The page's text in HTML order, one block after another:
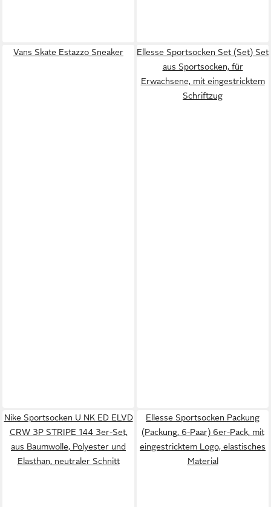
Vans Skate Estazzo Sneaker
Ellesse Sportsocken Set (Set) Set
aus Sportsocken, für
Erwachsene, mit eingestricktem
Schriftzug
Nike Sportsocken U NK ED ELVD
CRW 3P STRIPE 144 3er-Set,
aus Baumwolle, Polyester und
Elasthan, neutraler Schnitt
Ellesse Sportsocken Packung
(Packung, 6-Paar) 6er-Pack, mit
eingestricktem Logo, elastisches
Material